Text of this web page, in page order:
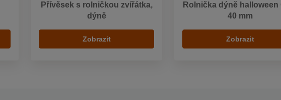
Přívěsek s rolničkou zvířátka,
dýně
Zobrazit
Rolnička dýně halloween
40 mm
Zobrazit